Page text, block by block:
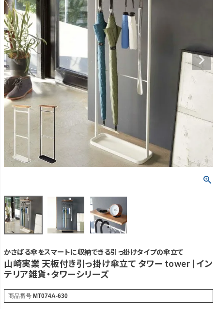
かさばる傘をスマートに収納できる引っ掛けタイプの傘立て
山崎実業 天板付き引っ掛け傘立て タワー tower | イン
テリア雑貨・タワーシリーズ
商品番号 MT074A-630